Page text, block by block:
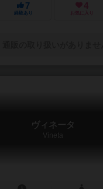
7
経験あり
4
お気に入り
ヴィネータ
Vineta